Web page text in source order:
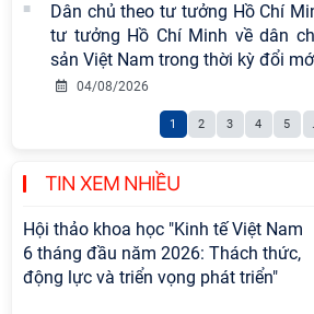
Dân chủ theo tư tưởng Hồ Chí
tư tưởng Hồ Chí Minh về dân
sản Việt Nam trong thời kỳ đổi
04/08/2026
1 2 3 4 5
TIN XEM NHIỀU
Cộng sản Việt Nam trong lãnh đạo
sự nghiệp xây dựng chủ nghĩa xã hội
Hội nghị Lãnh đạo Viện Hàn lâm
Khoa học xã hội Việt Nam làm việc
với Ban Chủ nhiệm các Chương trình
cấp Bộ
Hội thảo khoa học "Kinh tế Việt Nam
6 tháng đầu năm 2026: Thách thức,
động lực và triển vọng phát triển"